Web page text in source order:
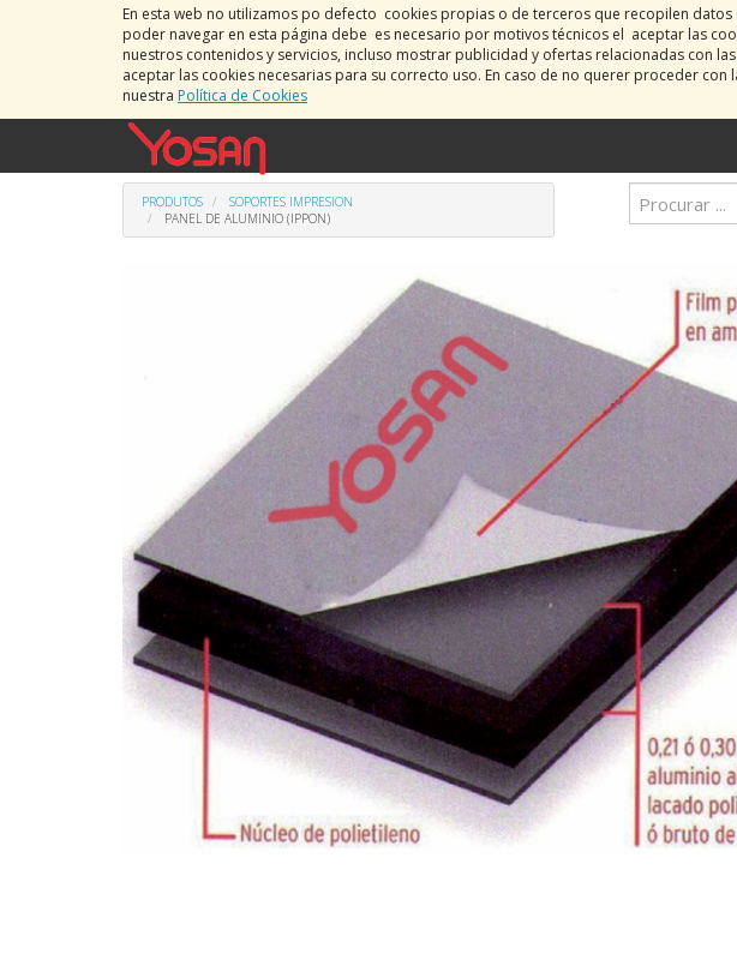
En esta web no utilizamos po defecto cookies propias o de terceros que recopilen
poder navegar en esta página debe es necesario por motivos técnicos el aceptar las
nuestros contenidos y servicios, incluso mostrar publicidad y ofertas relacionadas con
aceptar las cookies necesarias para su correcto uso. En caso de no querer proceder
nuestra Política de Cookies
PRODUTOS
SOPORTES IMPRESION
PANEL DE ALUMINIO (IPPON)